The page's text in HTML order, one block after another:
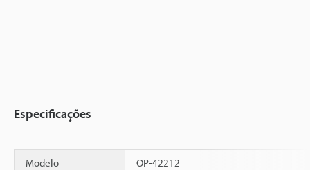
Especificações
Modelo OP-42212